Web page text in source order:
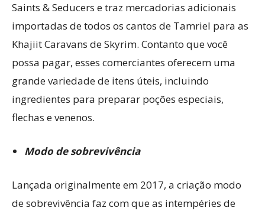
Saints & Seducers e traz mercadorias adicionais
importadas de todos os cantos de Tamriel para as
Khajiit Caravans de Skyrim. Contanto que você
possa pagar, esses comerciantes oferecem uma
grande variedade de itens úteis, incluindo
ingredientes para preparar poções especiais,
flechas e venenos.
Modo de sobrevivência
Lançada originalmente em 2017, a criação modo
de sobrevivência faz com que as intempéries de